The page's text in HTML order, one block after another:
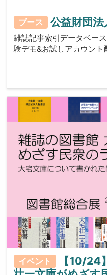
ブース 公益財団法
雑誌記事索引データベー
験デモ&お試しアカウント
イベント
【10/24